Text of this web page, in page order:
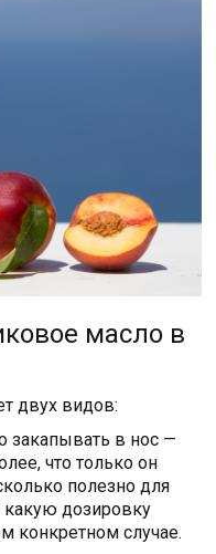
масло в
двух видов:
закапывать в нос —
что только он
полезно для
какую дозировку
конкретном случае.